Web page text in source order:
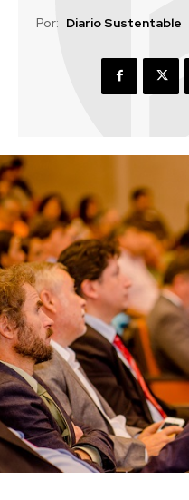
Por: Diario Sustentable